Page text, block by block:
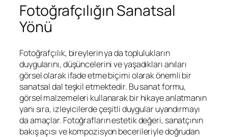
Fotoğrafçılığın Sanatsal
Yönü
Fotoğrafçılık, bireylerin ya da toplulukların
duygularını, düşüncelerini ve yaşadıkları anıları
görsel olarak ifade etme biçimi olarak önemli bir
sanatsal dal teşkil etmektedir. Bu sanat formu,
görsel malzemeleri kullanarak bir hikaye anlatmanın
yanı sıra, izleyicilerde çeşitli duygular uyandırmayı
da amaçlar. Fotoğrafların estetik değeri, sanatçının
bakış açısı ve kompozisyon becerileriyle doğrudan